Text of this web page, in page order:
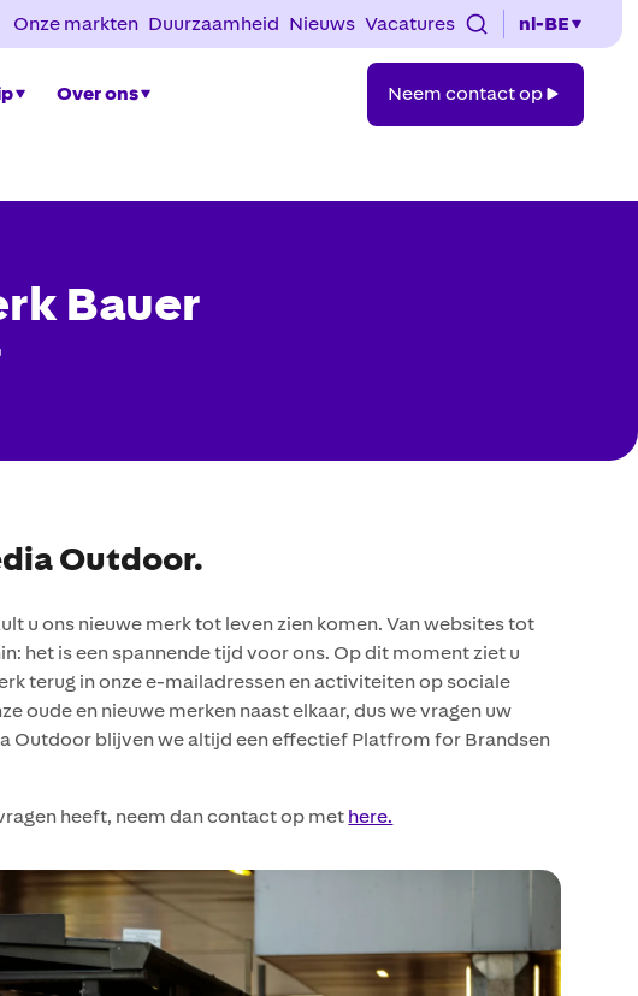
Onze markten Duurzaamheid Nieuws Vacatures nl-BE
Over ons
contact
Neem contact op
Bauer
Outdoor.
u ons nieuwe merk tot leven zien komen. Van websites tot
het is een spannende tijd voor ons. Op dit moment ziet u
terug in onze e-mailadressen en activiteiten op sociale
oude en nieuwe merken naast elkaar, dus we vragen uw
Outdoor blijven we altijd een effectief Platfrom for Brandsen
heeft, neem dan contact op met here.